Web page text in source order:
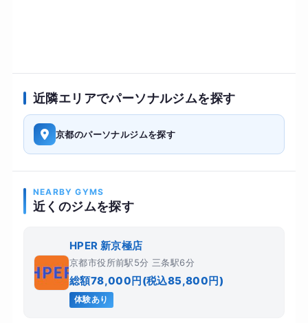
近隣エリアでパーソナルジムを探す
京都のパーソナルジムを探す
NEARBY GYMS
近くのジムを探す
HPER 新京極店
京都市役所前駅5分 三条駅6分
総額78,000円(税込85,800円)
体験あり